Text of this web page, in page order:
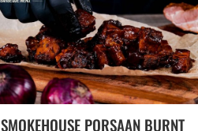
SMOKEHOUSE PORSAAN BURNT